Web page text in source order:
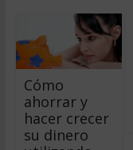
Cómo
ahorrar y
hacer crecer
su dinero